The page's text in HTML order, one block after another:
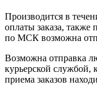
Производится в
оплаты заказа, также
по МСК возможна
Возможна отправка
курьерской службой,
приема заказов